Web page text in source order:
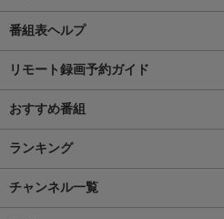
番組表ヘルプ
リモート録画予約ガイド
おすすめ番組
ランキング
チャンネル一覧